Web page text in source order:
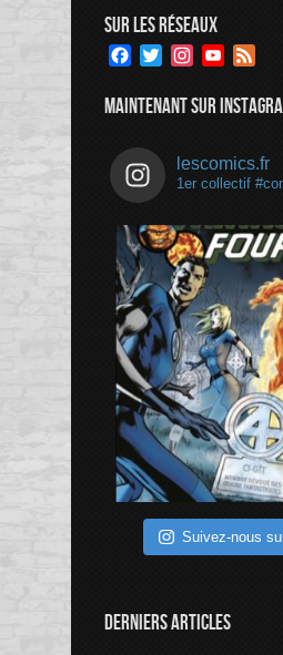
SUR LES RÉSEAUX
Facebook
TwitterInstagram
MAINTENANT SUR
lescomics.fr
1er collectif
Suivez-nous
DERNIERS ARTICLES